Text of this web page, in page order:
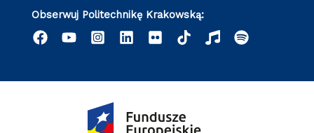
Obserwuj Politechnikę Krakowską: